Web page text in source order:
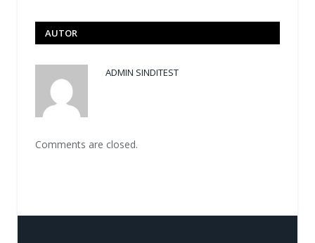
AUTOR
ADMIN SINDITEST
Comments are closed.